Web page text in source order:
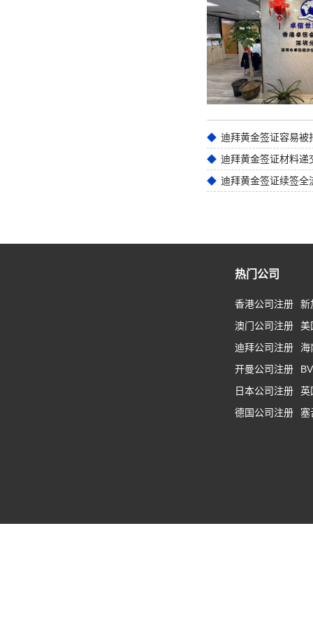
迪拜黄金签证材料递
迪拜黄金签证续签全
热门公司
香港公司注册
新
澳门公司注册
美
迪拜公司注册
海
开曼公司注册
日本公司注册
英
德国公司注册
塞